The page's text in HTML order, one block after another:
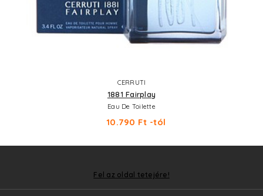
CERRUTI
1881 Fairplay
Eau De Toilette
10.790 Ft -tól
Fel az oldal tetejére!